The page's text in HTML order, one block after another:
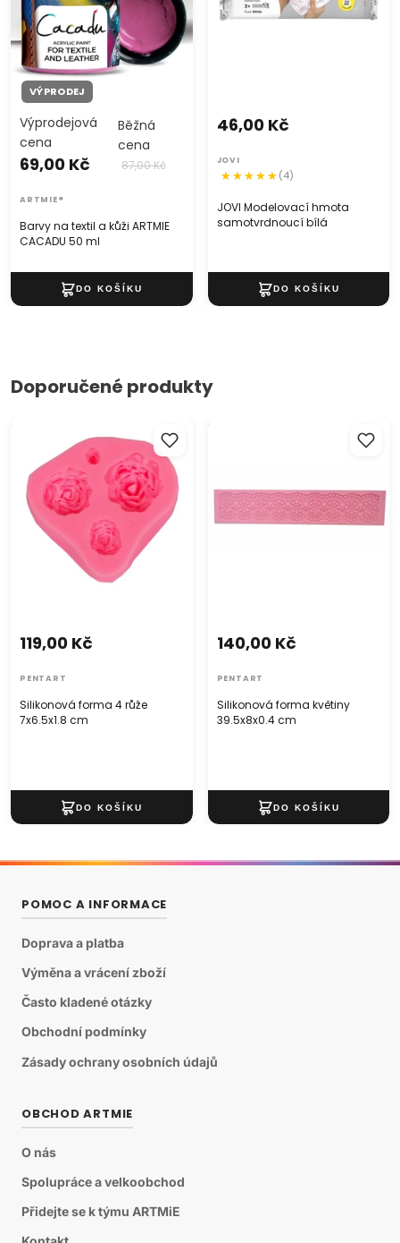
VÝPRODEJ
Barvy na textil a kůži ARTMIE
CACADU 50 ml
Výprodejová
cena
69,00 Kč
Běžná
cena
87,00 Kč
ARTMIE®
JOVI Modelovací hmota
samotvrdnoucí bílá
46,00 Kč
JOVI
(4)
Doporučené produkty
Silikonová forma 4 růže
7x6.5x1.8 cm
Silikonová forma 4 růže
7x6.5x1.8 cm
119,00 Kč
PENTART
Silikonová forma květiny
Silikonová forma květiny
39.5x8x0.4 cm
140,00 Kč
PENTART
POMOC A INFORMACE
Doprava a platba
Výměna a vrácení zboží
Často kladené otázky
Obchodní podmínky
Zásady ochrany osobních údajů
OBCHOD ARTMIE
O nás
Spolupráce a velkoobchod
Přidejte se k týmu ARTMiE